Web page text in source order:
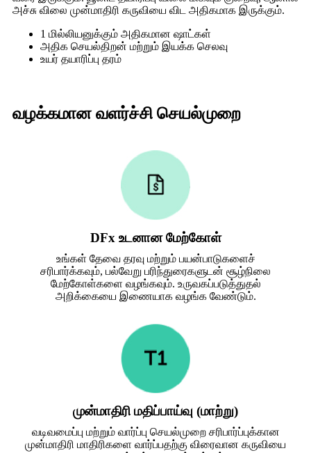
அச்சு விலை முன்மாதிரி கருவியை விட அதிகமாக இருக்கும்.
1 மில்லியனுக்கும் அதிகமான ஷாட்கள்
அதிக செயல்திறன் மற்றும் இயக்க செலவு
உயர் தயாரிப்பு தரம்
வழக்கமான வளர்ச்சி செயல்முறை
DFx உடனான மேற்கோள்
உங்கள் தேவை தரவு மற்றும் பயன்பாடுகளைச்
சரிபார்க்கவும், பல்வேறு பரிந்துரைகளுடன் சூழ்நிலை
மேற்கோள்களை வழங்கவும். உருவகப்படுத்துதல்
அறிக்கையை இணையாக வழங்க வேண்டும்.
முன்மாதிரி மதிப்பாய்வு (மாற்று)
வடிவமைப்பு மற்றும் வார்ப்பு செயல்முறை சரிபார்ப்புக்கான
முன்மாதிரி மாதிரிகளை வார்ப்பதற்கு விரைவான கருவியை